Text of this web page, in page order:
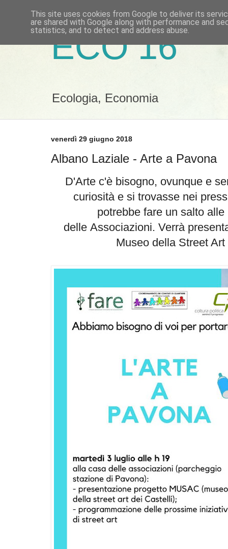
ECO 16
Ecologia, Economia
venerdì 29 giugno 2018
Albano Laziale - Arte a Pavona
D'Arte c'è bisogno, ovunque e
curiosità e si trovasse nei
potrebbe fare un salto
delle Associazioni. Verrà
Museo della Street
This site uses cookies from Google to deliver its
are shared with Google along with performance and
statistics, and to detect and address abuse.